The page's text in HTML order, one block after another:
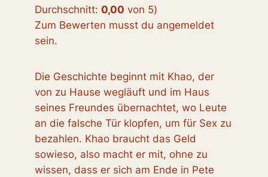
Durchschnitt:0,00 von 5)
Zum Bewerten musst du angemeldet
sein.
Die Geschichte beginnt mit Khao, der
von zu Hause wegläuft und im Haus
seines Freundes übernachtet, wo Leute
an die falsche Tür klopfen, um für Sex zu
bezahlen. Khao braucht das Geld
sowieso, also macht er mit, ohne zu
wissen, dass er sich am Ende in Pete